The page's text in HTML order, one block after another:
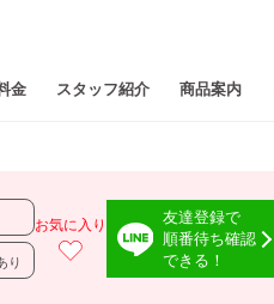
金 スタッフ紹介 商品案内
り
お気に入り
友達登録で
順番待ち確認
できる！